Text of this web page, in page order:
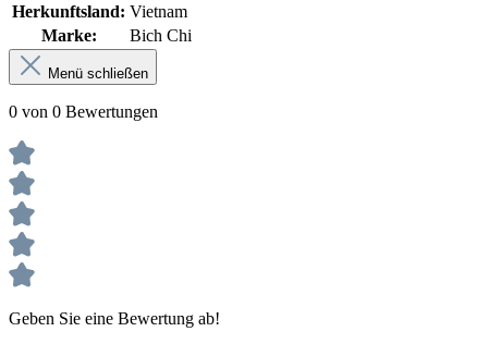
Herkunftsland: Vietnam
Marke:
Bich Chi
Menü schließen
0 von 0 Bewertungen
Geben Sie eine Bewertung ab!